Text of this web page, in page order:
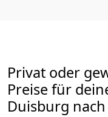
Privat oder
Preise für
Duisburg nach